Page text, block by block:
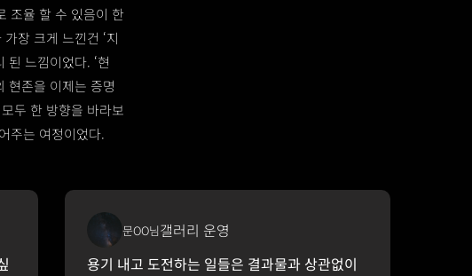
조율 할 수 있음이 한
장 크게 느낀건 ‘지
된 느낌이었다. ‘현
현존을 이제는 증명
두 한 방향을 바라보
주는 여정이었다.
문OO님갤러리 운영
용기 내고 도전하는 일들은 결과물과 상관없이